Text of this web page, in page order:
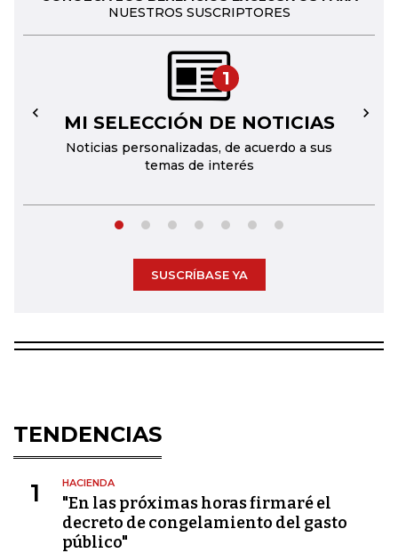
NUESTROS SUSCRIPTORES
1
MI SELECCIÓN DE NOTICIAS
Noticias personalizadas, de acuerdo a sus
temas de interés
← →
SUSCRÍBASE YA
TENDENCIAS
1 HACIENDA
"En las próximas horas firmaré el
decreto de congelamiento del gasto
público"